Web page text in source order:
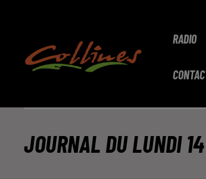
RADIO
JOURNAL DU LUNDI